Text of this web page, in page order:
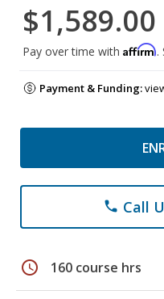
$1,589.00
Pay over time with Affirm.
Payment & Funding:
phone Call
schedule 160 course hrs